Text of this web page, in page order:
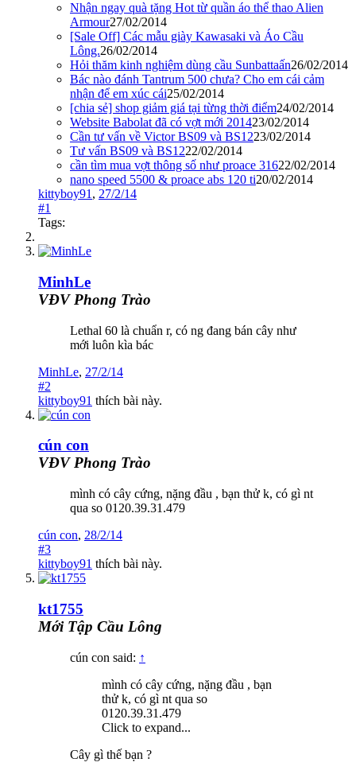
Nhận ngay quà tặng Hot từ quần áo thể thao Alien
Armour27/02/2014
[Sale Off] Các mẫu giày Kawasaki và Áo Cầu
Lông.26/02/2014
Hỏi thăm kinh nghiệm dùng cầu Sunbattaấn26/02/2014
Bác nào đánh Tantrum 500 chưa? Cho em cái cảm
nhận để em xúc cái25/02/2014
[chia sẻ] shop giảm giá tại từng thời điểm24/02/2014
Website Babolat đã có vợt mới 201423/02/2014
Cần tư vấn về Victor BS09 và BS1223/02/2014
Tư vấn BS09 và BS1222/02/2014
cần tìm mua vợt thông số như proace 31622/02/2014
nano speed 5500 & proace abs 120 ti20/02/2014
kittyboy91 , 27/2/14
#1
Tags:
MinhLe
VĐV Phong Trào
Lethal 60 là chuẩn r, có ng đang bán cây như
mới luôn kìa bác
MinhLe, 27/2/14
#2
kittyboy91 thích bài này.
cún con
VĐV Phong Trào
mình có cây cứng, nặng đầu , bạn thử k, có gì nt
qua so 0120.39.31.479
cún con, 28/2/14
#3
kittyboy91 thích bài này.
kt1755
Mới Tập Cầu Lông
cún con said: ↑
mình có cây cứng, nặng đầu , bạn
thử k, có gì nt qua so
0120.39.31.479
Click to expand...
Cây gì thế bạn ?